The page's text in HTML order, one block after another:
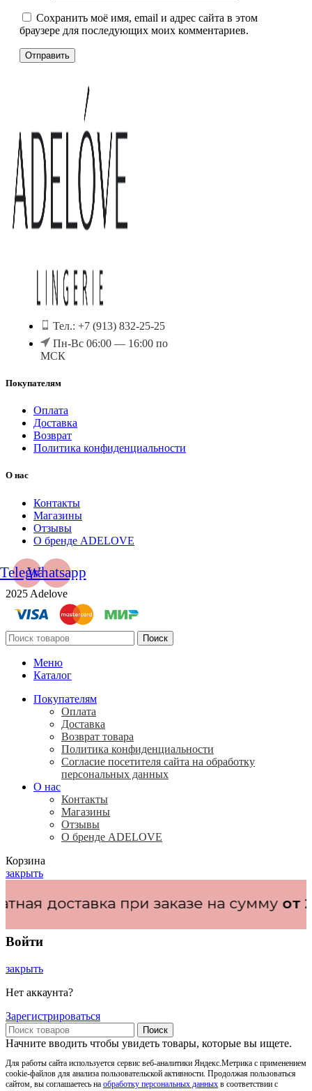
Сохранить моё имя, email и адрес сайта в этом
браузере для последующих моих комментариев.
Тел.: +7 (913) 832-25-25
Пн-Вс 06:00 — 16:00 по
МСК
Покупателям
Оплата
Доставка
Возврат
Политика конфиденциальности
О нас
Контакты
Магазины
Отзывы
О бренде ADELOVE
TelegramWhatsapp
2025 Adelove
Поиск
Меню
Каталог
Покупателям
Оплата
Доставка
Возврат товара
Политика конфиденциальности
Согласие посетителя сайта на обработку
персональных данных
О нас
Контакты
Магазины
Отзывы
О бренде ADELOVE
Корзина
закрыть
при заказе на суммуот 20.000₽
Войти
закрыть
Нет аккаунта?
Зарегистрироваться
Поиск
Начните вводить чтобы увидеть товары, которые вы ищете.
Для работы сайта используется сервис веб-аналитики Яндекс.Метрика с применением
cookie-файлов для анализа пользовательской активности. Продолжая пользоваться
сайтом, вы соглашаетесь на обработку персональных данных в соответствии с